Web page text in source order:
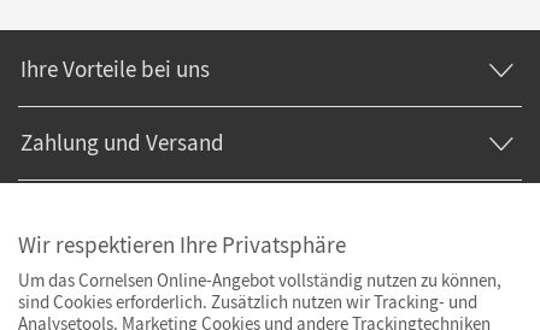
Ihre Vorteile bei uns
Zahlung und Versand
Wir respektieren Ihre Privatsphäre
Um das Cornelsen Online-Angebot vollständig nutzen zu können,
sind Cookies erforderlich. Zusätzlich nutzen wir Tracking- und
Analysetools. Marketing Cookies und andere Trackingtechniken